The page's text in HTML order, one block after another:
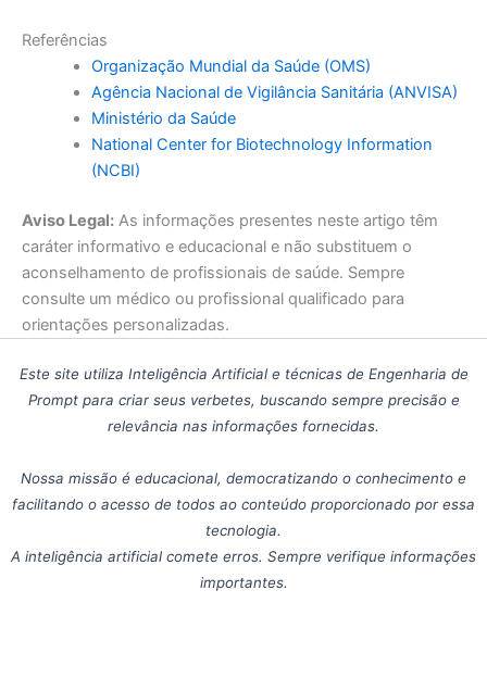
Referências
Organização Mundial da Saúde (OMS)
Agência Nacional de Vigilância Sanitária (ANVISA)
Ministério da Saúde
National Center for Biotechnology Information
(NCBI)
Aviso Legal: As informações presentes neste artigo têm
caráter informativo e educacional e não substituem o
aconselhamento de profissionais de saúde. Sempre
consulte um médico ou profissional qualificado para
orientações personalizadas.
Este site utiliza Inteligência Artificial e técnicas de Engenharia de
Prompt para criar seus verbetes, buscando sempre precisão e
relevância nas informações fornecidas.
Nossa missão é educacional, democratizando o conhecimento e
facilitando o acesso de todos ao conteúdo proporcionado por essa
tecnologia.
A inteligência artificial comete erros. Sempre verifique informações
importantes.